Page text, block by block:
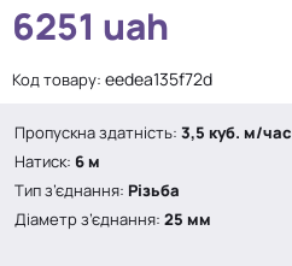
6251 uah
Код товару: eedea135f72d
Пропускна здатність: 3,5 куб. м/час
Натиск: 6 м
Тип з’єднання: Різьба
Діаметр з’єднання: 25 мм